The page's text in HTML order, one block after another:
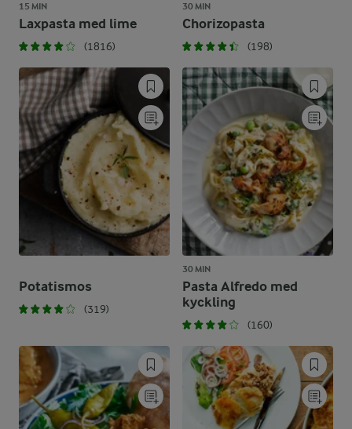
15 MIN
Laxpasta med lime
(1816)
30 MIN
Chorizopasta
(198)
Potatismos
(319)
30 MIN
Pasta Alfredo med
kyckling
(160)